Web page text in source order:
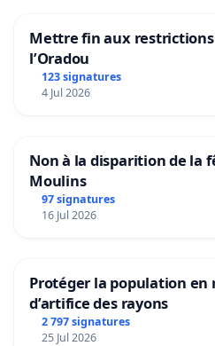
Mettre fin aux
l’Oradou
123 signatures
4 Jul 2026
Non à la disparition de la
Moulins
97 signatures
16 Jul 2026
Protéger la population
d’artifice des rayons
2 797 signatures
25 Jul 2026